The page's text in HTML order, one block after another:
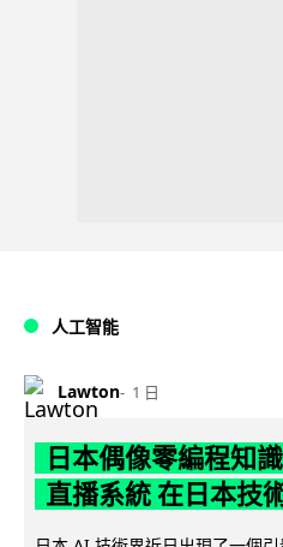
人工智能
Lawton 1 日
日本偶像零編程知
直播系統 在日本技